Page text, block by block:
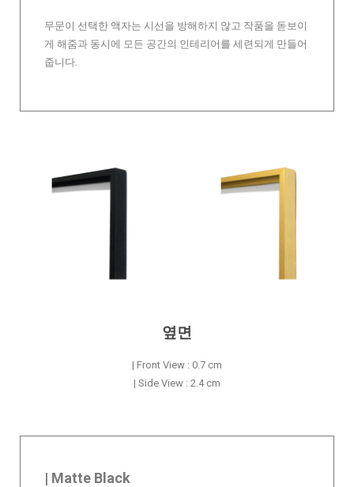
무문이 선택한 액자는 시선을 방해하지 않고 작품을 돋보이
게 해줌과 동시에 모든 공간의 인테리어를 세련되게 만들어
줍니다.
옆면
| Front View : 0.7 cm
| Side View : 2.4 cm
| Matte Black